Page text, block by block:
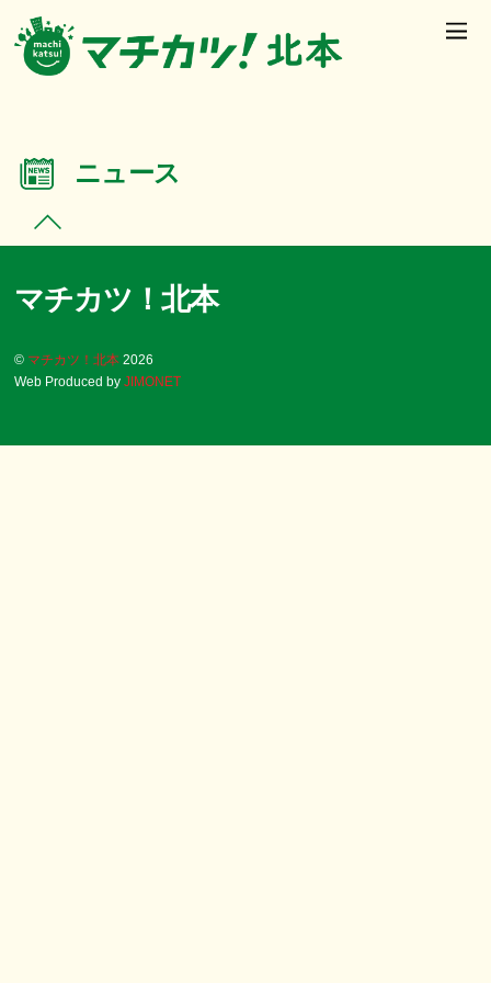
ニュース
マチカツ！北本
© マチカツ！北本 2026
Web Produced byJIMONET